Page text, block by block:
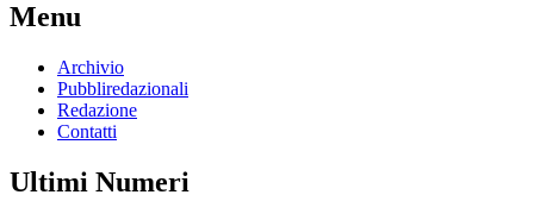
Menu
Archivio
Pubbliredazionali
Redazione
Contatti
Ultimi Numeri